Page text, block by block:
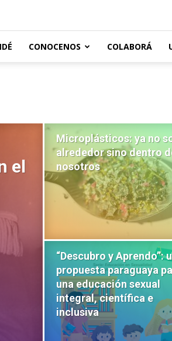
CONOCENOS COLABORÁ
el
Microplásticos: ya no
alrededor sino dentro
nosotros
“Descubro y Aprendo”:
propuesta paraguaya
una educación sexual
integral, científica e
inclusiva